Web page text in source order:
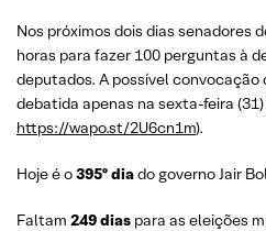
Nos próximos dois dias senadores
horas para fazer 100 perguntas à
deputados. A possível
debatida apenas na sexta-feira (31)
https://wapo.st/2U6cn1m).
Hoje é o395º diado governo Jair
Faltam 249 dias para as eleições